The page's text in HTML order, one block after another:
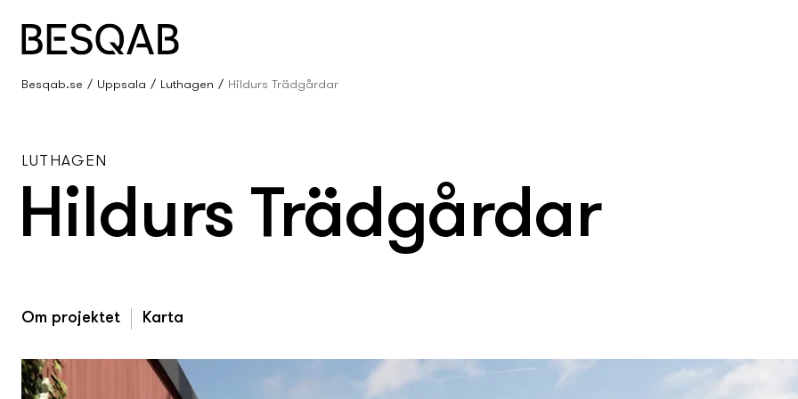
Besqab.se Uppsala Luthagen Hildurs Trädgårdar
LUTHAGEN
Hildurs Trädgårdar
Om projektet Karta